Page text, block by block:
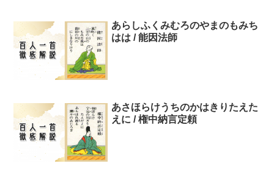
あらしふくみむろのやまのもみち
はは / 能因法師
あさほらけうちのかはきりたえた
えに / 権中納言定頼